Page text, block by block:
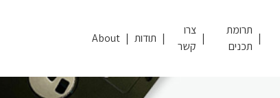
תרומת
תכנים
צרו
קשר
תודות About